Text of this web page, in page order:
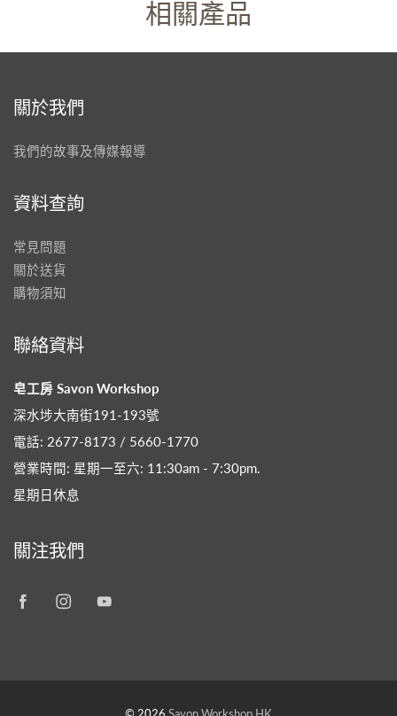
相關產品
關於我們
我們的故事及傳媒報導
資料查詢
常見問題
關於送貨
購物須知
聯絡資料
皂工房 Savon Workshop
深水埗大南街191-193號
電話: 2677-8173 / 5660-1770
營業時間: 星期一至六: 11:30am - 7:30pm​.
星期日休息
關注我們